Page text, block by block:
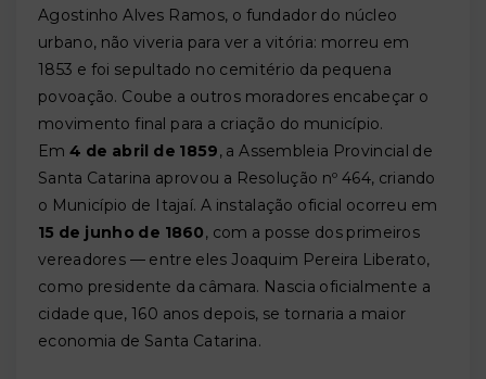
Agostinho Alves Ramos, o fundador do núcleo
urbano, não viveria para ver a vitória: morreu em
1853 e foi sepultado no cemitério da pequena
povoação. Coube a outros moradores encabeçar o
movimento final para a criação do município.
Em4 de abril de 1859, a Assembleia Provincial de
Santa Catarina aprovou a Resolução nº 464, criando
o Município de Itajaí. A instalação oficial ocorreu em
15 de junho de 1860, com a posse dos primeiros
vereadores — entre eles Joaquim Pereira Liberato,
como presidente da câmara. Nascia oficialmente a
cidade que, 160 anos depois, se tornaria a maior
economia de Santa Catarina.